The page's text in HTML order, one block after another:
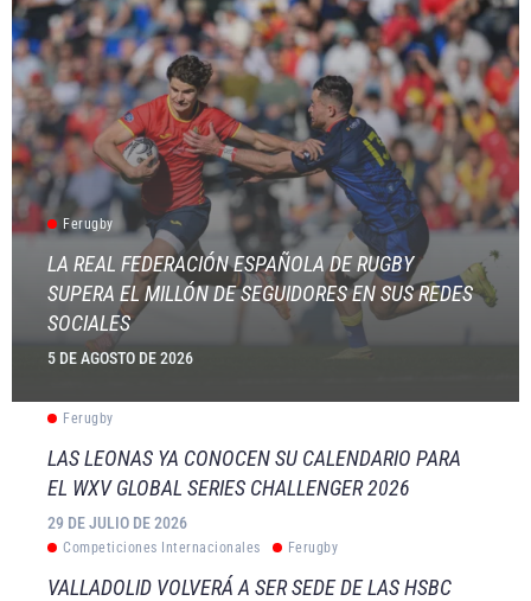
Ferugby
LA REAL FEDERACIÓN ESPAÑOLA DE RUGBY
SUPERA EL MILLÓN DE SEGUIDORES EN SUS REDES
SOCIALES
5 DE AGOSTO DE 2026
Ferugby
LAS LEONAS YA CONOCEN SU CALENDARIO PARA
EL WXV GLOBAL SERIES CHALLENGER 2026
29 DE JULIO DE 2026
Competiciones Internacionales Ferugby
VALLADOLID VOLVERÁ A SER SEDE DE LAS HSBC